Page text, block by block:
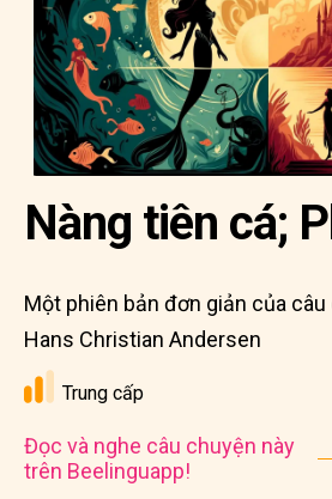
Nàng tiên cá;
Một phiên bản đơn giản của
Hans Christian Andersen
Trung cấp
Đọc và nghe câu chuyện này
trên Beelinguapp!